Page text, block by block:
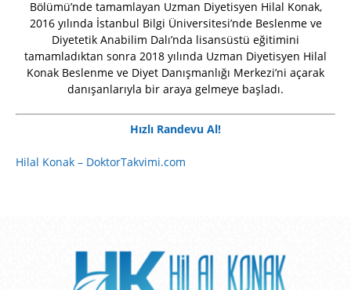
Bölümü’nde tamamlayan Uzman Diyetisyen Hilal Konak,
2016 yılında İstanbul Bilgi Üniversitesi’nde Beslenme ve
Diyetetik Anabilim Dalı’nda lisansüstü eğitimini
tamamladıktan sonra 2018 yılında Uzman Diyetisyen Hilal
Konak Beslenme ve Diyet Danışmanlığı Merkezi’ni açarak
danışanlarıyla bir araya gelmeye başladı.
Hızlı Randevu Al!
Hilal Konak – DoktorTakvimi.com